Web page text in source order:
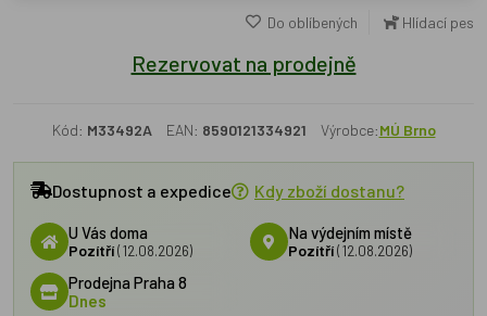
Do oblíbených Hlídací pes
Rezervovat na prodejně
Kód: M33492A EAN: 8590121334921 Výrobce:MÚ Brno
Dostupnost a expedice Kdy zboží dostanu?
U Vás doma
Pozítří(12.08.2026)
Na výdejním místě
Pozítří (12.08.2026)
Prodejna Praha 8
Dnes